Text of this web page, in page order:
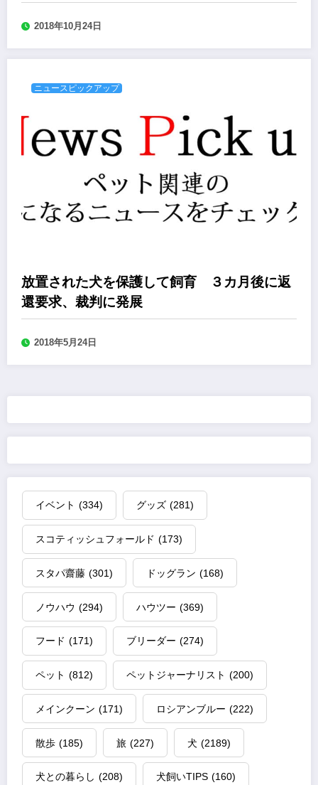
2018年10月24日
ニュースピックアップ
放置された犬を保護して飼育 ３カ月後に返
還要求、裁判に発展
2018年5月24日
イベント (334) グッズ (281)
スコティッシュフォールド (173)
スタパ齋藤 (301) ドッグラン (168)
ノウハウ (294) ハウツー (369)
フード (171) ブリーダー (274)
ペット (812) ペットジャーナリスト (200)
メインクーン (171) ロシアンブルー (222)
散歩 (185) 旅 (227) 犬 (2189)
犬との暮らし (208) 犬飼いTIPS (160)